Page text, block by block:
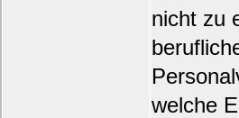
nicht zu
welche